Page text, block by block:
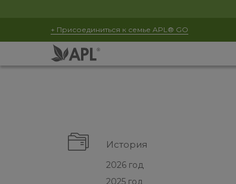
+ Присоединиться к семье APL® GO
История
2026 год
2025 год